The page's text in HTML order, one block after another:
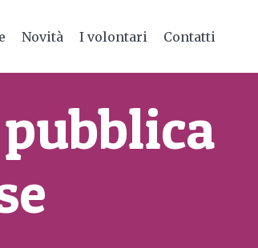
Novità I volontari Contatti